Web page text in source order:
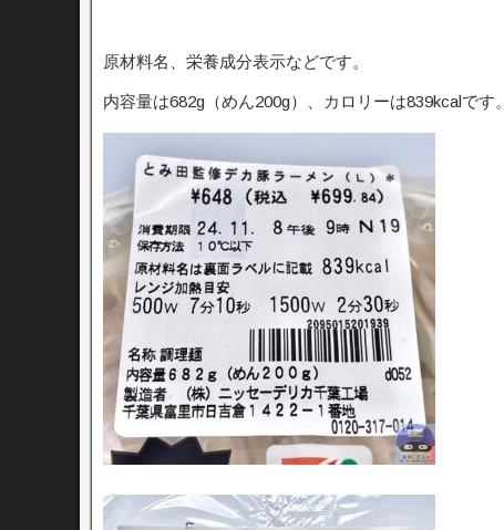
原材料名、栄養成分表示などです。
内容量は682g（めん200g）、カロリーは839kcalです。